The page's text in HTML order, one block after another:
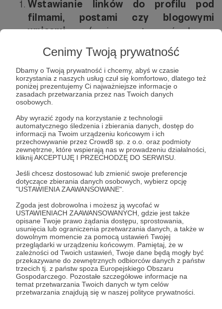
Cenimy Twoją prywatność
Dbamy o Twoją prywatność i chcemy, abyś w czasie
korzystania z naszych usług czuł się komfortowo, dlatego też
poniżej prezentujemy Ci najważniejsze informacje o
zasadach przetwarzania przez nas Twoich danych
osobowych.
Aby wyrazić zgody na korzystanie z technologii
automatycznego śledzenia i zbierania danych, dostęp do
informacji na Twoim urządzeniu końcowym i ich
przechowywanie przez Crowd8 sp. z o.o. oraz podmioty
zewnętrzne, które wspierają nas w prowadzeniu działalności,
kliknij AKCEPTUJĘ I PRZECHODZĘ DO SERWISU.
Jeśli chcesz dostosować lub zmienić swoje preferencje
dotyczące zbierania danych osobowych, wybierz opcję
"USTAWIENIA ZAAWANSOWANE".
Zgoda jest dobrowolna i możesz ją wycofać w
USTAWIENIACH ZAAWANSOWANYCH, gdzie jest także
opisane Twoje prawo żądania dostępu, sprostowania,
usunięcia lub ograniczenia przetwarzania danych, a także w
dowolnym momencie za pomocą ustawień Twojej
przeglądarki w urządzeniu końcowym. Pamiętaj, że w
zależności od Twoich ustawień, Twoje dane będą mogły być
przekazywane do zewnętrznych odbiorców danych z państw
trzecich tj. z państw spoza Europejskiego Obszaru
Gospodarczego. Pozostałe szczegółowe informacje na
temat przetwarzania Twoich danych w tym celów
przetwarzania znajdują się w naszej polityce prywatności.
Wstawianie linków do profilu pod
filmami, postami czy blogowymi
wpisami(możesz stworzyć baner
„Podobało się? Wesprzyj mnie na
Patronite!” i automatycznie umieszczać
go na końcu każdego wpisu)
Gdy dodajesz post na facebooku nie
jego treści ( bo obniży to zasięgi), ale np.
w pierwszym komentarzu. (oczywiście co
jakiś czas!)
Tworzysz filmy? Wstaw na końcu
każdego filmuplanszę, informującą, że
jesteś na Patronite i można Cię
wspierać!
Od czasu do czasu pokaż społeczności
korzyści, które otrzymują Patroni
„Ostatnio w zamkniętej Grupie Patronów
zapadła decyzja, żebym nagrał film o
kałamarnicach-ludojadach. Oto on!”